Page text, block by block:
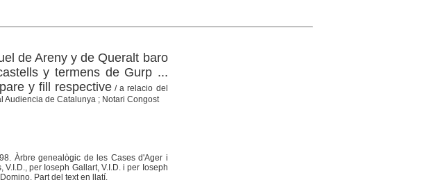
de Areny y de Queralt baro
y termens de Gurp ...
y fill respective / a relacio del
Audiencia de Catalunya ; Notari Congost
Àrbre genealògic de les Cases d'Ager i
per Ioseph Gallart, V.I.D. i per Ioseph
Part del text en llatí.